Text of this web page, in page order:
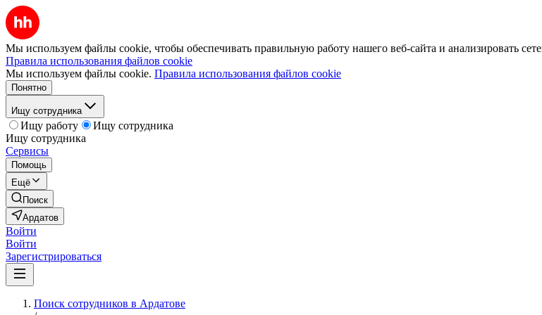
Мы используем файлы cookie, чтобы обеспечивать правильную работу нашего веб-сайта и анализировать
Правила использования файлов cookie
Мы используем файлы cookie. Правила использования файлов cookie
Понятно
Ищу сотрудника
Ищу работу
Ищу сотрудника
Ищу сотрудника
Сервисы
Помощь
Ещё
Поиск
Ардатов
Войти
Войти
Зарегистрироваться
Поиск сотрудников в Ардатове